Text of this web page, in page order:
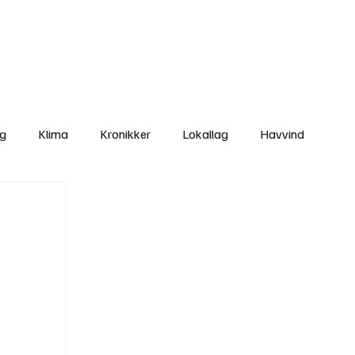
Klima Kronikker Lokallag Havvind